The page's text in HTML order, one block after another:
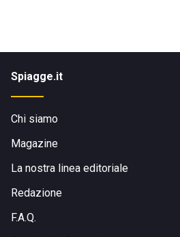
Spiagge.it
Chi siamo
Magazine
La nostra linea editoriale
Redazione
F.A.Q.